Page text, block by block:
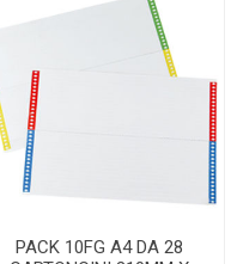
PACK 10FG A4 DA 28